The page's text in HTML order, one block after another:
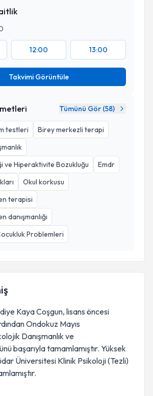
12:00 13:00
Takvimi Görüntüle
Tümünü Gör (58)
testleri
Birey merkezli terapi
ve Hiperaktivite Bozukluğu
Emdr
Okul korkusu
terapisi
danışmanlığı
Problemleri
Kaya Coşgun, lisans öncesi
Ondokuz Mayıs
Danışmanlık ve
başarıyla tamamlamıştır. Yüksek
Üniversitesi Klinik Psikoloji (Tezli)